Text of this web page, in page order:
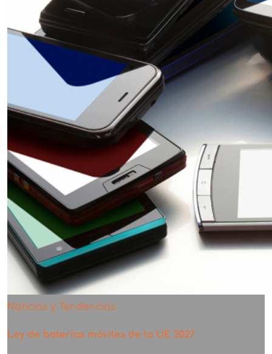
Noticias y Tendencias
Ley de baterías móviles de la UE 2027